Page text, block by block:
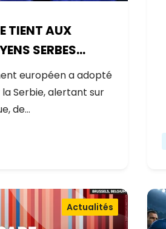
TIENT AUX
SERBES
européen a adopté
Serbie, alertant sur
de…
Actualités